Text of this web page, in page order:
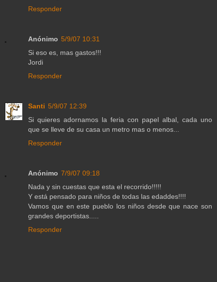
Responder
Anónimo 5/9/07 10:31
Si eso es, mas gastos!!!
Jordi
Responder
Santi 5/9/07 12:39
Si quieres adornamos la feria con papel albal, cada uno
que se lleve de su casa un metro mas o menos...
Responder
Anónimo 7/9/07 09:18
Nada y sin cuestas que esta el recorrido!!!!!
Y está pensado para niños de todas las edaddes!!!!
Vamos que en este pueblo los niños desde que nace son
grandes deportistas.....
Responder